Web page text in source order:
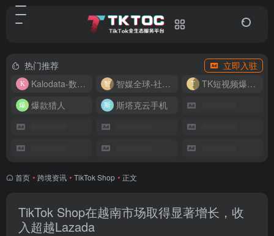
热门推荐
立即入驻
Kalodata-数据分析平台
智媒全球-社媒管理平台
TK短视频爆款复刻
爆款猎人
斯塔克云手机
首页 • 跨境资讯 • TikTok Shop • 正文
TikTok Shop在越南市场取得显著增长，收
入超越Lazada